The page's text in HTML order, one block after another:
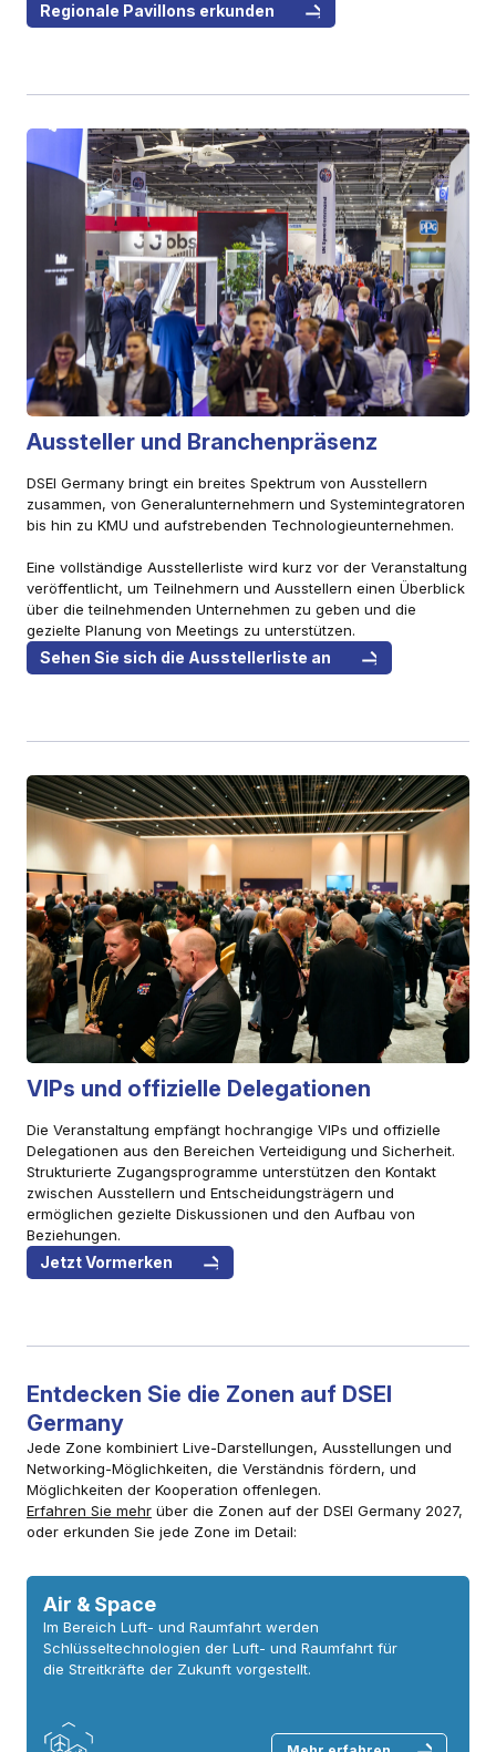
Regionale Pavillons erkunden
Aussteller und Branchenpräsenz
DSEI Germany bringt ein breites Spektrum von Ausstellern
zusammen, von Generalunternehmern und Systemintegratoren
bis hin zu KMU und aufstrebenden Technologieunternehmen.
Eine vollständige Ausstellerliste wird kurz vor der Veranstaltung
veröffentlicht, um Teilnehmern und Ausstellern einen Überblick
über die teilnehmenden Unternehmen zu geben und die
gezielte Planung von Meetings zu unterstützen.
Sehen Sie sich die Ausstellerliste an
VIPs und offizielle Delegationen
Die Veranstaltung empfängt hochrangige VIPs und offizielle
Delegationen aus den Bereichen Verteidigung und Sicherheit.
Strukturierte Zugangsprogramme unterstützen den Kontakt
zwischen Ausstellern und Entscheidungsträgern und
ermöglichen gezielte Diskussionen und den Aufbau von
Beziehungen.
Jetzt Vormerken
Entdecken Sie die Zonen auf DSEI
Germany
Jede Zone kombiniert Live-Darstellungen, Ausstellungen und
Networking-Möglichkeiten, die Verständnis fördern, und
Möglichkeiten der Kooperation offenlegen.
Erfahren Sie mehr über die Zonen auf der DSEI Germany 2027,
oder erkunden Sie jede Zone im Detail:
Air & Space
Im Bereich Luft- und Raumfahrt werden
Schlüsseltechnologien der Luft- und Raumfahrt für
die Streitkräfte der Zukunft vorgestellt.